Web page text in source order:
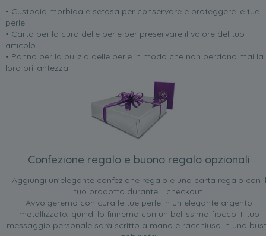
• Custodia morbida e setosa per conservare e proteggere le tue
perle
• Carta per la cura delle perle per preservare il valore del tuo
articolo
• Panno per la pulizia delle perle in modo che non perdono mai la
loro brillantezza.
Confezione regalo e buono regalo opzionali
Aggiungi un'elegante confezione regalo e una carta regalo con il
tuo prodotto durante il checkout.
Avvolgeremo con cura le tue perle in un elegante argento
metallizzato, quindi lo finiremo con un bellissimo fiocco. Il tuo
messaggio personale sarà scritto a mano e racchiuso in una